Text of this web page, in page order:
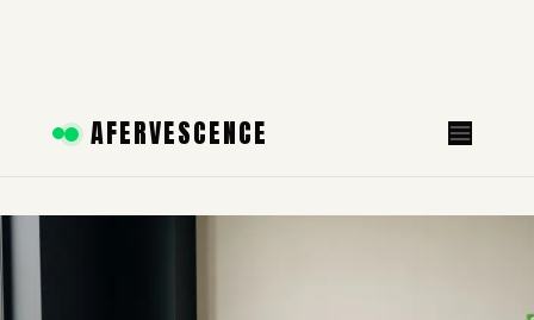
AFERVESCENCE